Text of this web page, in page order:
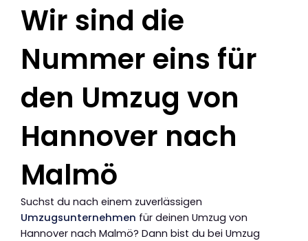
Wir sind die
Nummer eins für
den Umzug von
Hannover nach
Malmö
Suchst du nach einem zuverlässigen
Umzugsunternehmen für deinen Umzug von
Hannover nach Malmö? Dann bist du bei Umzug